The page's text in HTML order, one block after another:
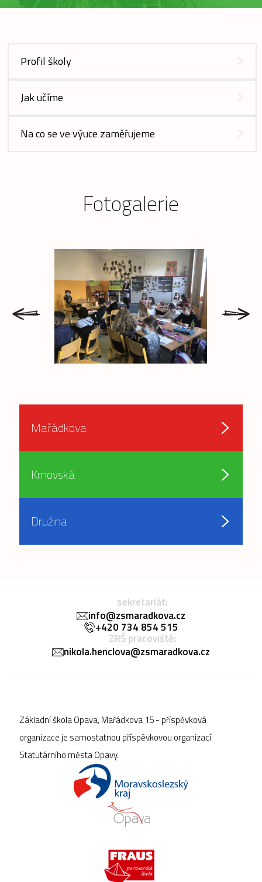
Profil školy
Jak učíme
Na co se ve výuce zaměřujeme
Fotogalerie
Mařádkova
Krnovská
Družina
sekretariát:
info@zsmaradkova.cz
+420 734 854 515
ZRŠ pracoviště:
nikola.henclova@zsmaradkova.cz
Základní škola Opava, Mařádkova 15 - příspěvková
organizace je samostatnou příspěvkovou organizací
Statutárního města Opavy.